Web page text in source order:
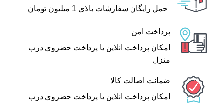
حمل رایگان سفارشات بالای 1 میلیون تومان
پرداخت امن
امکان پرداخت انلاین یا پرداخت حضروی درب
منزل
ضمانت اصالت کالا
امکان پرداخت انلاین یا پرداخت حضروی درب